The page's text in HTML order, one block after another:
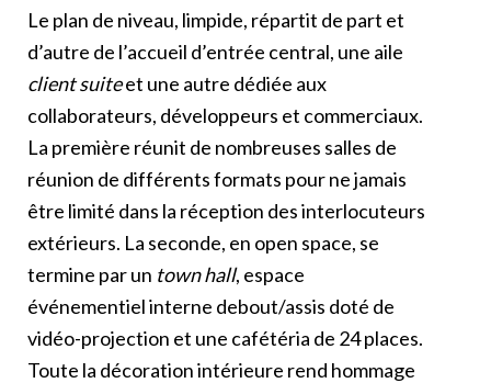
Le plan de niveau, limpide, répartit de part et
d’autre de l’accueil d’entrée central, une aile
client suiteet une autre dédiée aux
collaborateurs, développeurs et commerciaux.
La première réunit de nombreuses salles de
réunion de différents formats pour ne jamais
être limité dans la réception des interlocuteurs
extérieurs. La seconde, en open space, se
termine par un town hall, espace
événementiel interne debout/assis doté de
vidéo-projection et une cafétéria de 24 places.
Toute la décoration intérieure rend hommage